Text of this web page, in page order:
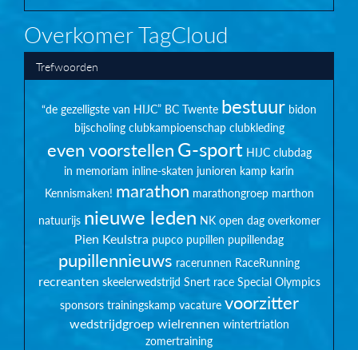
Overkomer TagCloud
Trefwoorden
“de gezelligste van HIJC” BC Twente bestuur bidon
bijscholing clubkampioenschap clubkleding
even voorstellenG-sport HIJC clubdag
in memoriam inline-skaten junioren kamp karin
Kennismaken! marathon marathongroep marthon
natuurijs nieuwe leden NK open dag overkomer
Pien Keulstra pupco pupillen pupillendag
pupillennieuws racerunnen RaceRunning
recreanten skeelerwedstrijd Snert race Special Olympics
sponsors trainingskamp vacature voorzitter
wedstrijdgroepwielrennen wintertriatlon
zomertraining